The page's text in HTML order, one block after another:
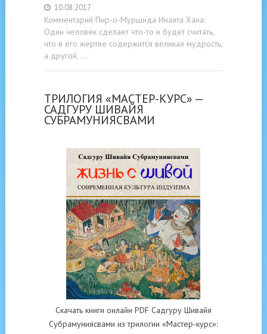
10.08.2017
Комментарий Пир-о-Муршида Инаята Хана:
Один человек сделает что-то и будет считать,
что в его жертве содержится великая мудрость,
а другой, …
ТРИЛОГИЯ «МАСТЕР-КУРС» —
САДГУРУ ШИВАЙЯ
СУБРАМУНИЯСВАМИ
Скачать книги онлайн PDF Садгуру Шивайя
Субрамуниясвами из трилогии «Мастер-курс»: